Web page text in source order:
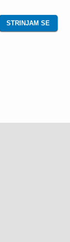
STRINJAM SE